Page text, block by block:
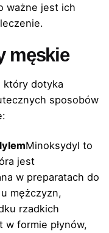
ważne jest ich
męskie
który dotyka
sposobów
Minoksydyl to
jest
w preparatach do
mężczyzn,
rzadkich
w formie płynów,